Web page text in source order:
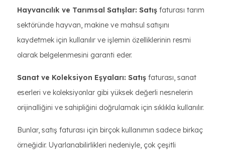
Hayvancılık ve Tarımsal Satışlar: Satış faturası tarım
sektöründe hayvan, makine ve mahsul satışını
kaydetmek için kullanılır ve işlemin özelliklerinin resmi
olarak belgelenmesini garanti eder.
Sanat ve Koleksiyon Eşyaları: Satış faturası, sanat
eserleri ve koleksiyonlar gibi yüksek değerli nesnelerin
orijinalliğini ve sahipliğini doğrulamak için sıklıkla kullanılır.
Bunlar, satış faturası için birçok kullanımın sadece birkaç
örneğidir. Uyarlanabilirlikleri nedeniyle, çok çeşitli